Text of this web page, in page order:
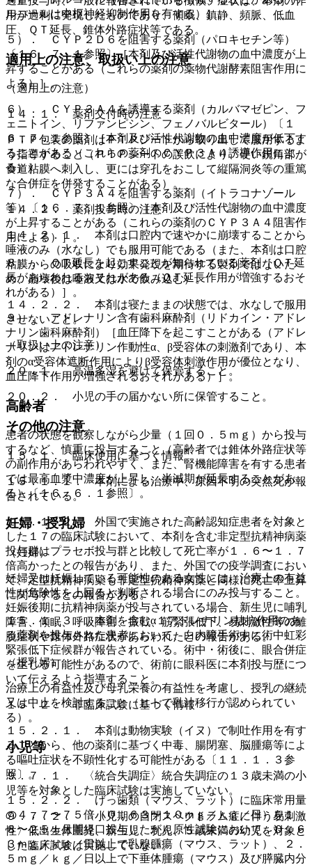
用が過剰に発現したものであり、傾眠、鎮静、頻脈、低血
圧、ＱＴ延長、錐体外路症状等である。
適用上の注意、取扱い上の注意
（適用上の注意）
１４．１． 薬剤交付時の注意
ＰＴＰ包装の薬剤はＰＴＰシートから取り出して服用するよ
う指導すること（ＰＴＰシートの誤飲により、硬い鋭角部が
食道粘膜へ刺入し、更には穿孔をおこして縦隔洞炎等の重篤
な合併症を併発することがある）。
１４．２． 薬剤投与時の注意
１４．２．１． 本剤は口腔内で速やかに崩壊することから
唾液のみ（水なし）でも服用可能である（また、本剤は口腔
粘膜からの吸収により効果発現を期待する製剤ではないた
め、崩壊後は唾液又は水で飲み込む）。
１４．２．２． 本剤は寝たままの状態では、水なしで服用
させないこと。
（取扱い上の注意）
２０．１． 高温多湿を避けて保管すること。
２０．２． 小児の手の届かない所に保管すること。
その他の注意
１５．１． 臨床使用に基づく情報
１５．１．１． 本剤による治療中、原因不明の突然死が報
告されている。
１５．１．２． 外国で実施された高齢認知症患者を対象と
した１７の臨床試験において、本剤を含む非定型抗精神病薬
投与群はプラセボ投与群と比較して死亡率が１．６〜１．７
倍高かったとの報告があり、また、外国での疫学調査におい
て、定型抗精神病薬も非定型抗精神病薬と同様に死亡率上昇
に関与するとの報告がある。
１５．１．３． 本剤を含むα１アドレナリン拮抗作用のあ
る薬剤を投与された患者において、白内障手術中に術中虹彩
緊張低下症候群が報告されている。術中・術後に、眼合併症
を生じる可能性があるので、術前に眼科医に本剤投与歴につ
いて伝えるよう指導すること。
１５．２． 非臨床試験に基づく情報
１５．２．１． 本剤は動物実験（イヌ）で制吐作用を有す
ることから、他の薬剤に基づく中毒、腸閉塞、脳腫瘍等によ
る嘔吐症状を不顕性化する可能性がある〔１１．１．３参
照〕。
１５．２．２． げっ歯類（マウス、ラット）に臨床常用量
の４．７〜７５倍（０．６３〜１０ｍｇ／ｋｇ／日）を１
８〜２５ヵ月間経口投与したがん原性試験において、０．６
３ｍｇ／ｋｇ／日以上で乳腺腫瘍（マウス、ラット）、２．
５ｍｇ／ｋｇ／日以上で下垂体腫瘍（マウス）及び膵臓内分
ルコールは中枢神経抑制作用を有する）］。
５）． ＣＹＰ２Ｄ６を阻害する薬剤（パロキセチン等）
〔１６．７．１参照〕［本剤及び活性代謝物の血中濃度が上
昇することがある（これらの薬剤の薬物代謝酵素阻害作用に
よる）］。
６）． ＣＹＰ３Ａ４を誘導する薬剤（カルバマゼピン、フ
ェニトイン、リファンピシン、フェノバルビタール）〔１
６．７．１参照〕［本剤及び活性代謝物の血中濃度が低下す
ることがある（これらの薬剤のＣＹＰ３Ａ４誘導作用によ
る）］。
７）． ＣＹＰ３Ａ４を阻害する薬剤（イトラコナゾール
等）〔１６．７．１参照〕［本剤及び活性代謝物の血中濃度
が上昇することがある（これらの薬剤のＣＹＰ３Ａ４阻害作
用による）］。
８）． ＱＴ延長を起こすことが知られている薬剤［ＱＴ延
長があらわれるおそれがある（ＱＴ延長作用が増強するおそ
れがある）］。
９）． アドレナリン含有歯科麻酔剤（リドカイン・アドレ
ナリン歯科麻酔剤）［血圧降下を起こすことがある（アドレ
ナリンはアドレナリン作動性α、β受容体の刺激剤であり、本
剤のα受容体遮断作用によりβ受容体刺激作用が優位となり、
血圧降下作用が増強されるおそれがある）］。
高齢者
患者の状態を観察しながら少量（１回０．５ｍｇ）から投与
するなど、慎重に投与すること（高齢者では錐体外路症状等
の副作用があらわれやすく、また、腎機能障害を有する患者
では最高血漿中濃度が上昇し、半減期が延長することがあ
る）〔１６．６．１参照〕。
妊婦・授乳婦
（妊婦）
妊婦又は妊娠している可能性のある女性には、治療上の有益
性が危険性を上回ると判断される場合にのみ投与すること。
妊娠後期に抗精神病薬が投与されている場合、新生児に哺乳
障害、傾眠、呼吸障害、振戦、筋緊張低下、易刺激性等の離
脱症状や錐体外路症状があらわれたとの報告がある。
（授乳婦）
治療上の有益性及び母乳栄養の有益性を考慮し、授乳の継続
又は中止を検討すること（ヒトで乳汁移行が認められてい
る）。
小児等
９．７．１． 〈統合失調症〉統合失調症の１３歳未満の小
児等を対象とした臨床試験は実施していない。
９．７．２． 〈小児期の自閉スペクトラム症に伴う易刺激
性〉低出生体重児、新生児、乳児、５歳未満の幼児を対象と
した臨床試験は実施していない。